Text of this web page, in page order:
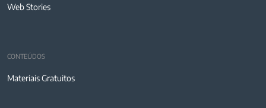
Web Stories
CONTEÚDOS
Materiais Gratuitos